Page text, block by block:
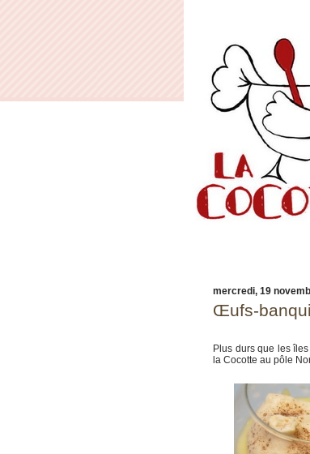
mercredi, 19
Œufs-
Plus durs que les
la Cocotte au pôle